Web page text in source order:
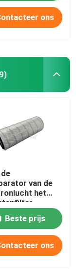
ons
van de
het
AF1907M SA
het Boren
Beste prijs
ons